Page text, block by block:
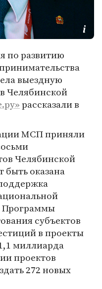
по развитию
выездную
Челябинской
рассказали в
МСП приняли
Челябинской
оказана
Программы
субъектов
в проекты
миллиарда
проектов
272 новых